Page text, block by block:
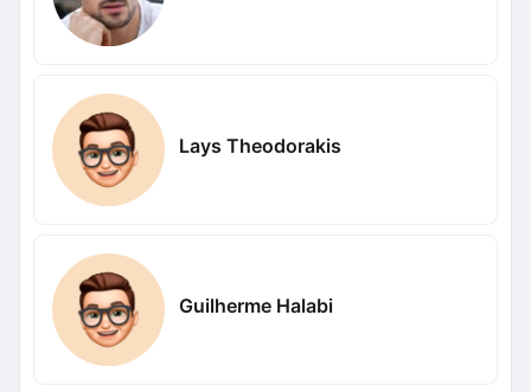
Lays Theodorakis
Guilherme Halabi